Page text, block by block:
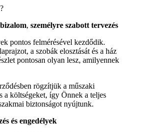
, személyre szabott tervezés
pontos felmérésével kezdődik.
a szobák elosztását és a ház
pontosan olyan lesz, amilyennek
rögzítjük a műszaki
a költségeket, így Önnek a teljes
biztonságot nyújtunk.
és engedélyek